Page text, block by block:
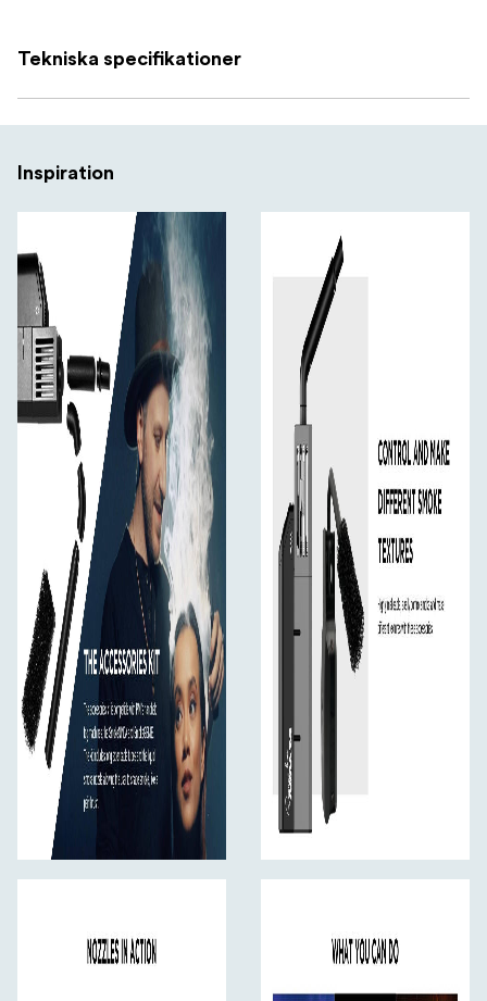
Tekniska specifikationer
Inspiration